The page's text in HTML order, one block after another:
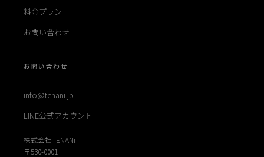
料金プラン
お問い合わせ
お問い合わせ
info@tenani.jp
LINE公式アカウント
株式会社TENANi
〒530-0001